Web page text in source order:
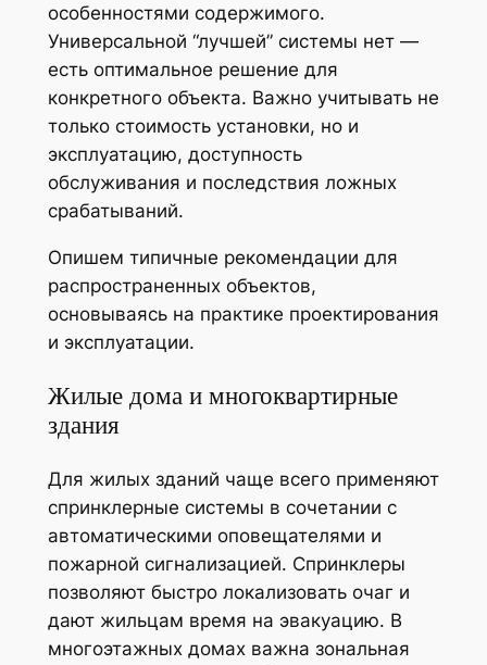
особенностями содержимого.
Универсальной “лучшей” системы нет —
есть оптимальное решение для
конкретного объекта. Важно учитывать не
только стоимость установки, но и
эксплуатацию, доступность
обслуживания и последствия ложных
срабатываний.
Опишем типичные рекомендации для
распространенных объектов,
основываясь на практике проектирования
и эксплуатации.
Жилые дома и многоквартирные
здания
Для жилых зданий чаще всего применяют
спринклерные системы в сочетании с
автоматическими оповещателями и
пожарной сигнализацией. Спринклеры
позволяют быстро локализовать очаг и
дают жильцам время на эвакуацию. В
многоэтажных домах важна зональная